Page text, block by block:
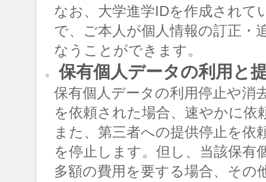
なお、大学進学IDを作成されて
で、ご本人が個人情報の訂正・
なうことができます。
○ 保有個人データの利用と
保有個人データの利用停止や消
を依頼された場合、速やかに
また、第三者への提供停止を
を停止します。但し、当該保有
多額の費用を要する場合、その